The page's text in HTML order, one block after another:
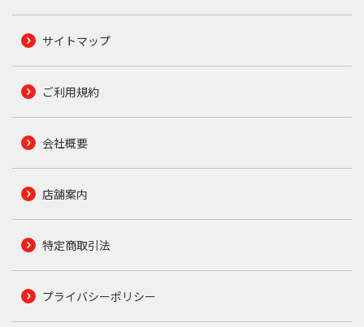
サイトマップ
ご利用規約
会社概要
店舗案内
特定商取引法
プライバシーポリシー